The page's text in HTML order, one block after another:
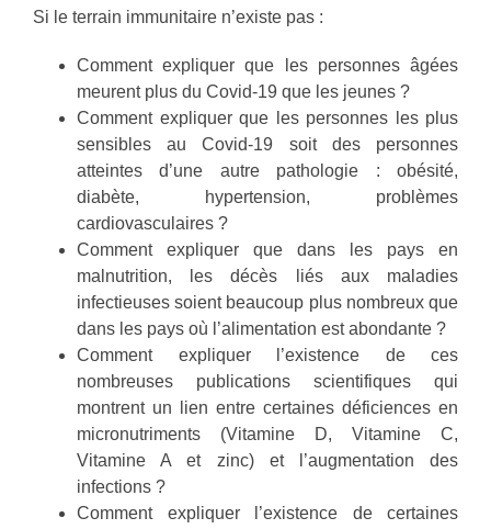
Si le terrain immunitaire n’existe pas :
Comment expliquer que les personnes âgées
meurent plus du Covid-19 que les jeunes ?
Comment expliquer que les personnes les plus
sensibles au Covid-19 soit des personnes
atteintes d’une autre pathologie : obésité,
diabète, hypertension, problèmes
cardiovasculaires ?
Comment expliquer que dans les pays en
malnutrition, les décès liés aux maladies
infectieuses soient beaucoup plus nombreux que
dans les pays où l’alimentation est abondante ?
Comment expliquer l’existence de ces
nombreuses publications scientifiques qui
montrent un lien entre certaines déficiences en
micronutriments (Vitamine D, Vitamine C,
Vitamine A et zinc) et l’augmentation des
infections ?
Comment expliquer l’existence de certaines